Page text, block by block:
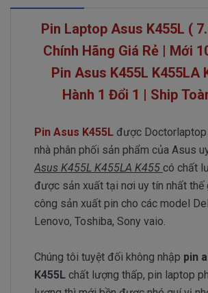
Pin Laptop Asus K455L (
Chính Hãng Giá Rẻ | Mới
Pin Asus K455L K455LA
Hành 1 Đổi 1 | Ship
Pin Asus K455L được
nhà phân phối sản phẩm của Asus
Asus K455L K455LA K455 có chất
được sản xuất tại nơi uy tín nhất thế
công sản xuất pin cho các model
Lenovo, Toshiba, Sony vaio.
Chúng tôi tuyệt đối không nhập pin
K455L chất lượng thấp, pin laptop